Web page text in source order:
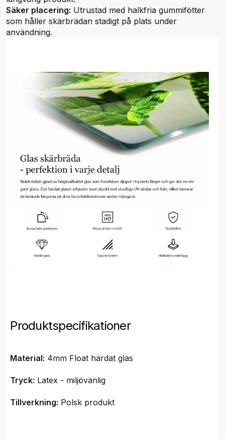
Säker placering: Utrustad med halkfria gummifötter
som håller skärbrädan stadigt på plats under
användning.
Produktspecifikationer
Material: 4mm Float härdat glas
Tryck: Latex - miljövänlig
Tillverkning: Polsk produkt